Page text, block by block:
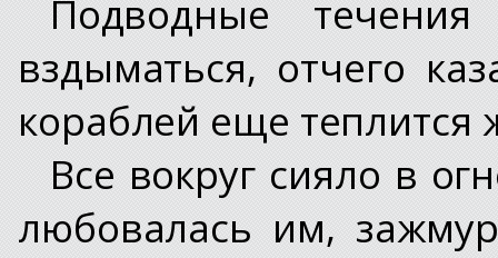
Подводные
вздыматься, отчего
кораблей еще теплится
Все вокруг сияло в
любовалась им,